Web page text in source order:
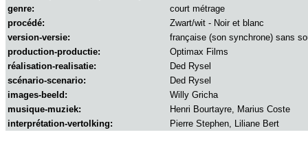
genre:
court métrage
procédé:
Zwart/wit - Noir et blanc
version-versie:
française (son synchrone) sans
production-productie:
Optimax Films
réalisation-realisatie:
Ded Rysel
scénario-scenario:
Ded Rysel
images-beeld:
Willy Gricha
musique-muziek:
Henri Bourtayre, Marius Coste
interprétation-vertolking:
Pierre Stephen, Liliane Bert